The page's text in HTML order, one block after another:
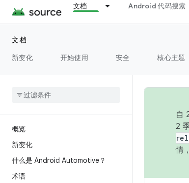
文档 Android 代码搜索
文档
新变化
开始使用 安全 核心主题
概览
新变化
什么是 Android Automotive？
术语
自
2
情